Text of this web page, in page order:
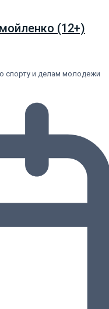
(12+)
спорту и делам молодежи